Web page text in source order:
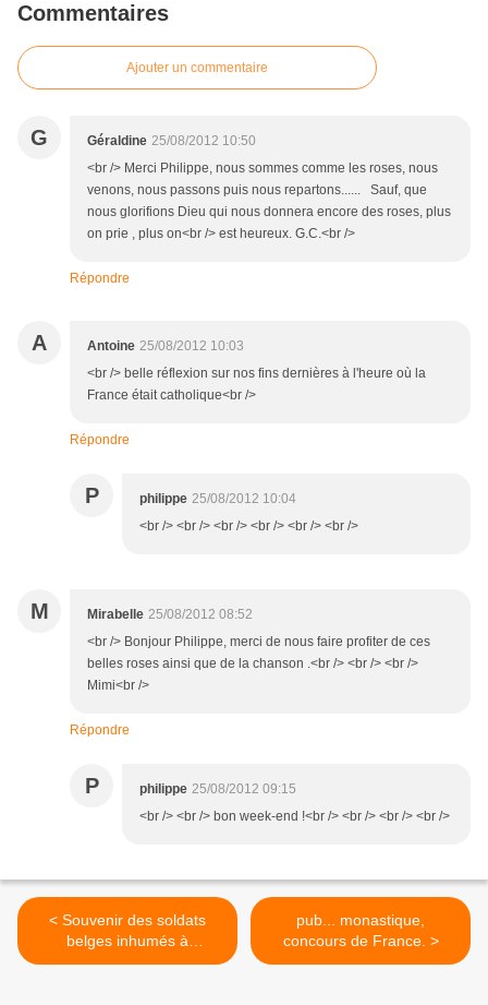
Commentaires
Ajouter un commentaire
G Géraldine 25/08/2012 10:50
<br /> Merci Philippe, nous sommes comme les roses, nous
venons, nous passons puis nous repartons...... Sauf, que
nous glorifions Dieu qui nous donnera encore des roses, plus
on prie , plus on<br /> est heureux. G.C.<br />
Répondre
A Antoine 25/08/2012 10:03
<br /> belle réflexion sur nos fins dernières à l'heure où la
France était catholique<br />
Répondre
P philippe 25/08/2012 10:04
<br /> <br /> <br /> <br /> <br /> <br />
M Mirabelle 25/08/2012 08:52
<br /> Bonjour Philippe, merci de nous faire profiter de ces
belles roses ainsi que de la chanson .<br /> <br /> <br />
Mimi<br />
Répondre
P philippe 25/08/2012 09:15
<br /> <br /> bon week-end !<br /> <br /> <br /> <br />
< Souvenir des soldats
belges inhumés à
Fontgombault jusqu'en
pub... monastique,
concours de France. >